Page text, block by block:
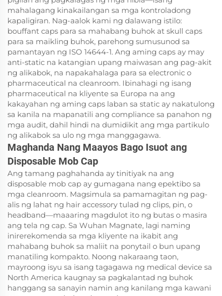
mahalagang kinakailangan sa mga kontroladong
kapaligiran. Nag-aalok kami ng dalawang istilo:
bouffant caps para sa mahabang buhok at skull caps
para sa maikling buhok, parehong sumusunod sa
pamantayan ng ISO 14644-1. Ang aming caps ay may
anti-static na katangian upang maiwasan ang pag-akit
ng alikabok, na napakahalaga para sa electronic o
pharmaceutical na cleanroom. Ibinahagi ng isang
pharmaceutical na kliyente sa Europa na ang
kakayahan ng aming caps laban sa static ay nakatulong
sa kanila na mapanatili ang compliance sa panahon ng
mga audit, dahil hindi na dumidikit ang mga partikulo
ng alikabok sa ulo ng mga manggagawa.
Maghanda Nang Maayos Bago Isuot ang
Disposable Mob Cap
Ang tamang paghahanda ay tinitiyak na ang
disposable mob cap ay gumagana nang epektibo sa
mga cleanroom. Magsimula sa pamamagitan ng pag-
alis ng lahat ng hair accessory tulad ng clips, pin, o
headband—maaaring magdulot ito ng butas o masira
ang tela ng cap. Sa Wuhan Magnate, lagi naming
inirerekomenda sa mga kliyente na ikabit ang
mahabang buhok sa maliit na ponytail o bun upang
manatiling kompakto. Noong nakaraang taon,
mayroong isyu sa isang tagagawa ng medical device sa
North America kaugnay sa pagkalantad ng buhok
hanggang sa sanayin namin ang kanilang mga kawani